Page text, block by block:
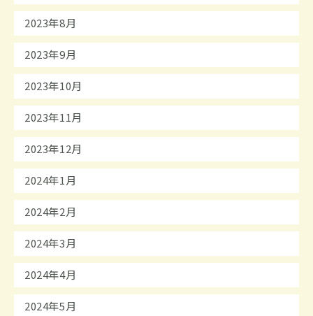
2023年8月
2023年9月
2023年10月
2023年11月
2023年12月
2024年1月
2024年2月
2024年3月
2024年4月
2024年5月